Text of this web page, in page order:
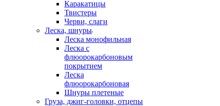
Каракатицы
Твистеры
Черви, слаги
Леска, шнуры
Леска монофильная
Леска с
флюорокарбоновым
покрытием
Леска
флюорокарбоновая
Шнуры плетеные
Груза, джиг-головки, отцепы